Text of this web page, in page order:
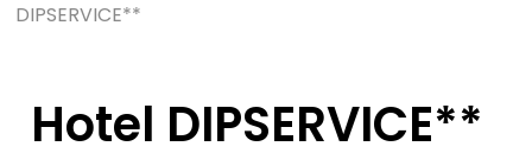
DIPSERVICE**
Hotel DIPSERVICE**